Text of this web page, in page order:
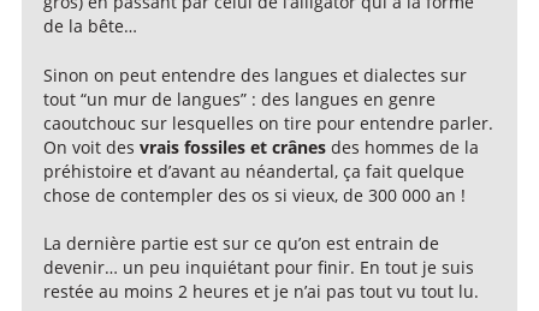
de la bête…
Sinon on peut entendre des langues et dialectes sur
tout “un mur de langues” : des langues en genre
caoutchouc sur lesquelles on tire pour entendre parler.
On voit des vrais fossiles et crânes des hommes de la
préhistoire et d’avant au néandertal, ça fait quelque
chose de contempler des os si vieux, de 300 000 an !
La dernière partie est sur ce qu’on est entrain de
devenir… un peu inquiétant pour finir. En tout je suis
restée au moins 2 heures et je n’ai pas tout vu tout lu.